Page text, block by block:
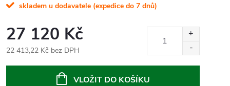
skladem u dodavatele (expedice do 7 dnů)
27 120 Kč
22 413,22 Kč bez DPH
VLOŽIT DO KOŠÍKU